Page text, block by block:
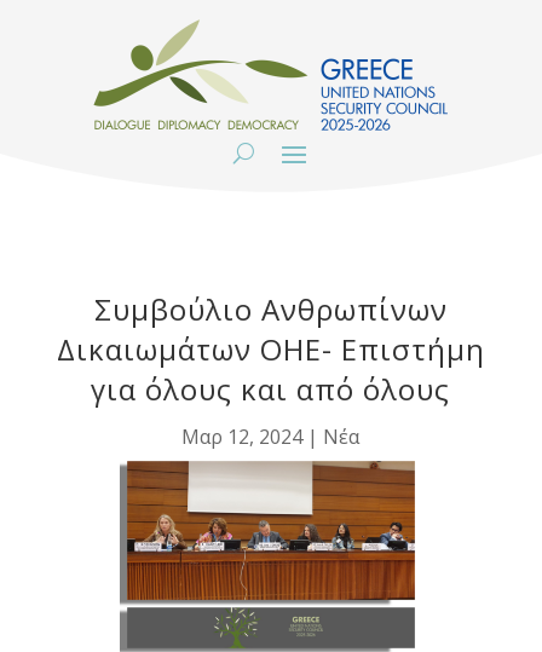
Συμβούλιο Ανθρωπίνων
Δικαιωμάτων ΟΗΕ- Επιστήμη
για όλους και από όλους
Μαρ 12, 2024| Νέα